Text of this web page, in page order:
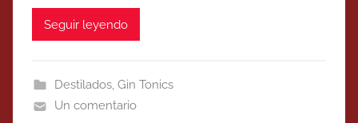
Seguir leyendo
Destilados, Gin Tonics
Un comentario